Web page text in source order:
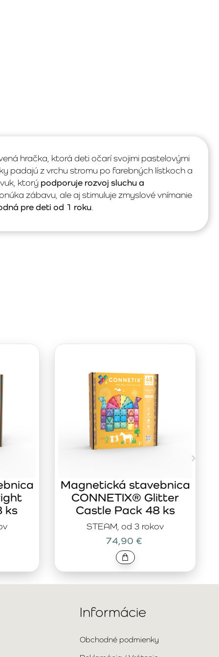
hračka, ktorá deti očarí svojimi pastelovými
padajú z vrchu stromu po farebných lístkoch a
ktorý podporuje rozvoj sluchu a
zábavu, ale aj stimuluje zmyslové vnímanie
pre deti od 1 roku.
ks
STEAM, od 3 rokov
Magnetická stavebnica
CONNETIX® Glitter
Castle Pack 48 ks
74,90 €
Informácie
Obchodné podmienky